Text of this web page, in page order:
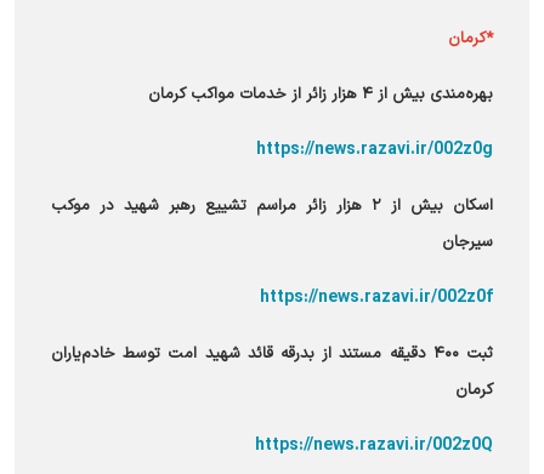
*کرمان
بهره‌مندی بیش از ۴ هزار زائر از خدمات مواکب کرمان
https://news.razavi.ir/002z0g
اسکان بیش از ۲ هزار زائر مراسم تشییع رهبر شهید در موکب
سیرجان
https://news.razavi.ir/002z0f
ثبت ۴۰۰ دقیقه مستند از بدرقه قائد شهید امت توسط خادم‌یاران
کرمان
https://news.razavi.ir/002z0Q